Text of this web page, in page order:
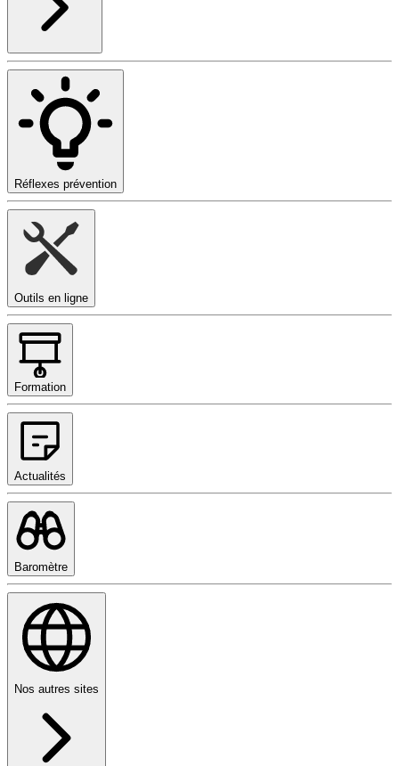
Réflexes prévention
Outils en ligne
Formation
Actualités
Baromètre
Nos autres sites